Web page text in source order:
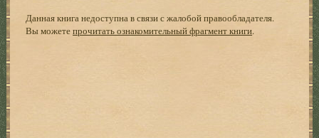
Данная книга недоступна в связи с жалобой правообладателя.
Вы можетепрочитать ознакомительный фрагмент книги.